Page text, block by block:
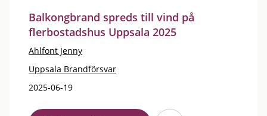
Balkongbrand spreds till vind på
flerbostadshus Uppsala 2025
Ahlfont Jenny
Uppsala Brandförsvar
2025-06-19